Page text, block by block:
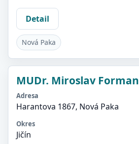
Detail
Nová Paka
MUDr. Miroslav Forman
Adresa
Harantova 1867, Nová Paka
Okres
Jičín